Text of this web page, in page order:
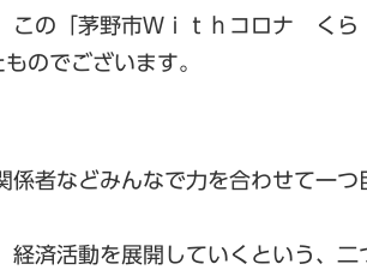
この「茅野市Ｗｉｔｈコロナ くら
のでございます。
者などみんなで力を合わせて一つ
経済活動を展開していくという、二